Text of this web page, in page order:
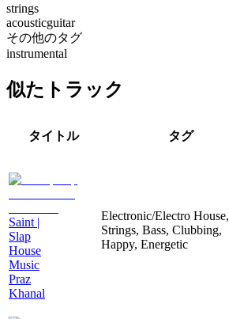
strings
acousticguitar
その他のタグ
instrumental
似たトラック
タイトル タグ
Saint |
Slap
House
Music
Praz
Khanal
Electronic/Electro House,
Strings, Bass, Clubbing,
Happy, Energetic